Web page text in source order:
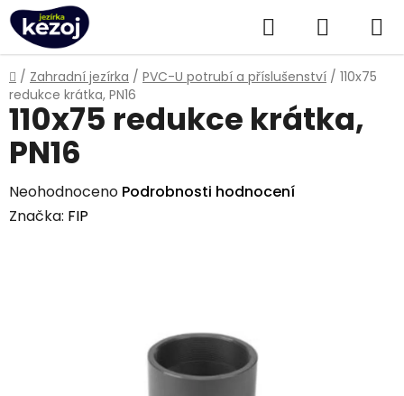
Přejít
na
obsah
Hledat
KOŠÍK
Domů
/ Zahradní jezírka / PVC-U potrubí a příslušenství / 110x75
redukce krátka, PN16
110x75 redukce krátka,
PN16
Průměrné
hodnocení
Neohodnoceno Podrobnosti hodnocení
Značka: FIP